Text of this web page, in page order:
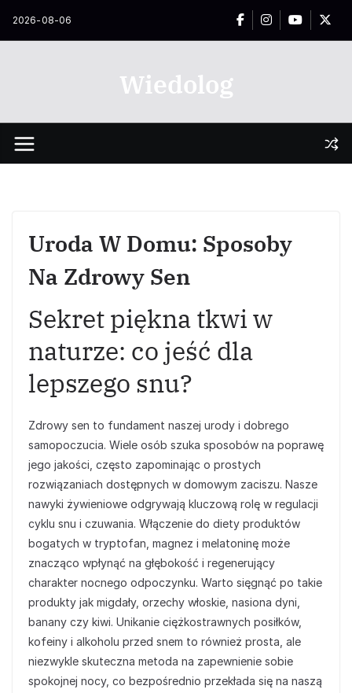
2026-08-06
Wiedolog
Uroda W Domu: Sposoby
Na Zdrowy Sen
Sekret piękna tkwi w
naturze: co jeść dla
lepszego snu?
Zdrowy sen to fundament naszej urody i dobrego
samopoczucia. Wiele osób szuka sposobów na poprawę
jego jakości, często zapominając o prostych
rozwiązaniach dostępnych w domowym zaciszu. Nasze
nawyki żywieniowe odgrywają kluczową rolę w regulacji
cyklu snu i czuwania. Włączenie do diety produktów
bogatych w tryptofan, magnez i melatoninę może
znacząco wpłynąć na głębokość i regenerujący
charakter nocnego odpoczynku. Warto sięgnąć po takie
produkty jak migdały, orzechy włoskie, nasiona dyni,
banany czy kiwi. Unikanie ciężkostrawnych posiłków,
kofeiny i alkoholu przed snem to również prosta, ale
niezwykle skuteczna metoda na zapewnienie sobie
spokojnej nocy, co bezpośrednio przekłada się na naszą